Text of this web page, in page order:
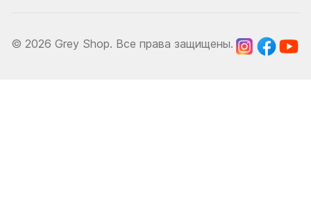
© 2026 Grey Shop. Все права защищены.